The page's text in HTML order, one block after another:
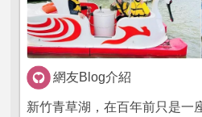
網友Blog介紹
新竹青草湖，在百年前只是一